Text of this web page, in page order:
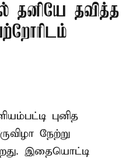
தனியே தவித்த
புனித
நேற்று
இதையொட்டி